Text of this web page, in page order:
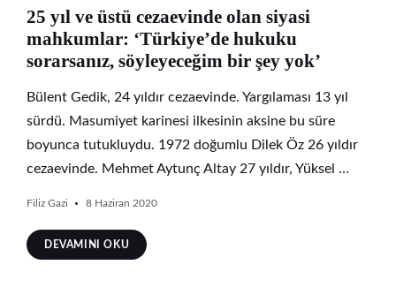
25 yıl ve üstü cezaevinde olan siyasi
mahkumlar: ‘Türkiye’de hukuku
sorarsanız, söyleyeceğim bir şey yok’
Bülent Gedik, 24 yıldır cezaevinde. Yargılaması 13 yıl
sürdü. Masumiyet karinesi ilkesinin aksine bu süre
boyunca tutukluydu. 1972 doğumlu Dilek Öz 26 yıldır
cezaevinde. Mehmet Aytunç Altay 27 yıldır, Yüksel …
Filiz Gazi 8 Haziran 2020
DEVAMINI OKU